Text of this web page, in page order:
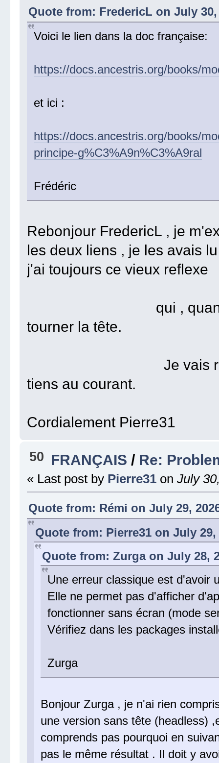
Quote from: FredericL on July 30,
Voici le lien dans la doc française:
https://docs.ancestris.org/books/
et ici :
https://docs.ancestris.org/books/
principe-g%C3%A9n%C3%A9ral
Frédéric
Rebonjour FredericL , je
les deux liens , je les avais
j'ai toujours ce vieux reflexe
qui , quand je
tourner la tête.
Je vais reprendre
tiens au courant.
Cordialement Pierre31
50 FRANÇAIS / Re:
« Last post by Pierre31 on July
Quote from: Rémi on July 29,
Quote from: Pierre31 on July 29,
Quote from: Zurga on July 28,
Une erreur classique est d'avoir
Elle ne permet pas d'afficher
fonctionner sans écran (mode
Vérifiez dans les packages
Zurga
Bonjour Zurga , je n'ai rien
une version sans tête (headless)
comprends pas pourquoi en
pas le même résultat . Il doit y